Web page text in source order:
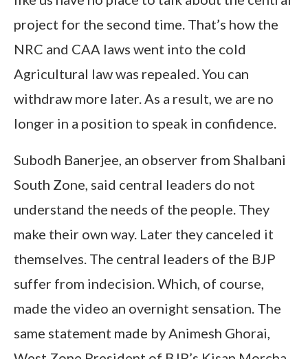
project for the second time. That’s how the
NRC and CAA laws went into the cold
Agricultural law was repealed. You can
withdraw more later. As a result, we are no
longer in a position to speak in confidence.
Subodh Banerjee, an observer from Shalbani
South Zone, said central leaders do not
understand the needs of the people. They
make their own way. Later they canceled it
themselves. The central leaders of the BJP
suffer from indecision. Which, of course,
made the video an overnight sensation. The
same statement made by Animesh Ghorai,